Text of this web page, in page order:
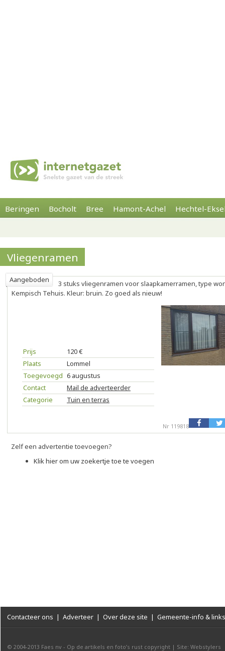
Beringen Bocholt Bree Hamont-Achel Hechtel-
Vliegenramen
Aangeboden
3 stuks vliegenramen voor slaapkamerramen, type
Kempisch Tehuis. Kleur: bruin. Zo goed als nieuw!
Prijs
120 €
Plaats
Lommel
Toegevoegd 6 augustus
Contact
Mail de adverteerder
Categorie
Tuin en terras
Nr 119818
Zelf een advertentie toevoegen?
Klik hier om uw zoekertje toe te voegen
Contacteer ons | Adverteer | Over deze site | Gemeente-info & links
© 2004-2013 Faes nv - Op de artikels en foto’s rust copyright | Site: Webstylers